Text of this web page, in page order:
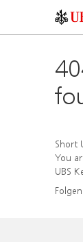
Short
You
UBS